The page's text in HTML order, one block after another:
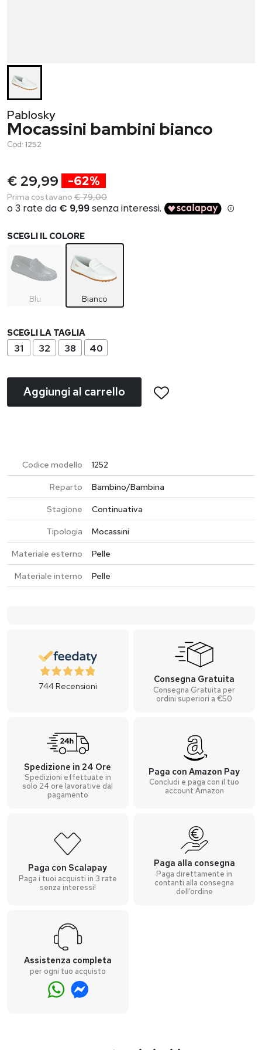
Pablosky
Mocassini bambini bianco
Cod: 1252
€ 29,99 -62%
Prima costavano € 79,00
SCEGLI IL COLORE
Blu Bianco
SCEGLI LA TAGLIA
31 32 38 40
Aggiungi al carrello
Codice modello
1252
Reparto
Bambino/Bambina
Stagione
Continuativa
Tipologia
Mocassini
Materiale esterno
Pelle
Materiale interno
Pelle
744Recensioni
Consegna Gratuita
Consegna Gratuita per
ordini superiori a €50
Spedizione in 24 Ore
Spedizioni effettuate in
solo 24 ore lavorative dal
pagamento
Paga con Amazon Pay
Concludi e paga con il tuo
account Amazon
Paga con Scalapay
Paga i tuoi acquisti in 3 rate
senza interessi!
Paga alla consegna
Paga direttamente in
contanti alla consegna
dell’ordine
Assistenza completa
per ogni tuo acquisto